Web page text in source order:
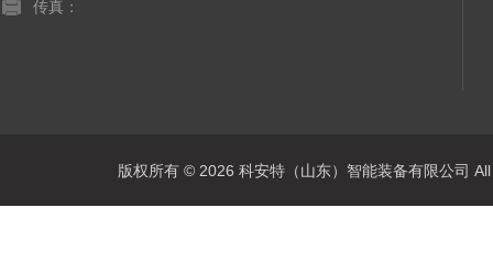
传真：
版权所有 © 2026 科安特（山东）智能装备有限公